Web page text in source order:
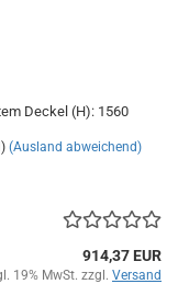
Deckel (H): 1560
(Ausland abweichend)
914,37 EUR
19% MwSt. zzgl. Versand